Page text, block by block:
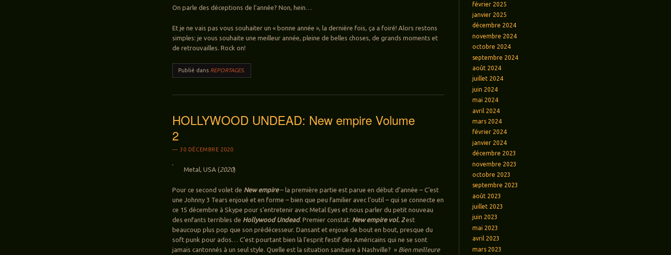
On parle des déceptions de l’année? Non, hein…
Et je ne vais pas vous souhaiter un « bonne année », la dernière fois, ça a foiré! Alors restons
simples: je vous souhaite une meilleur année, pleine de belles choses, de grands moments et
de retrouvailles. Rock on!
Publié dans REPORTAGES.
HOLLYWOOD UNDEAD: New empire Volume
2
30 DÉCEMBRE 2020
Metal, USA (2020)
Pour ce second volet de New empire– la première partie est parue en début d’année – C’est
une Johnny 3 Tears enjoué et en forme – bien que peu familier avec l’outil – qui se connecte en
ce 15 décembre à Skype pour s’entretenir avec Metal Eyes et nous parler du petit nouveau
des enfants terribles de Hollywood Undead. Premier constat: New empire vol. 2 est
beaucoup plus pop que son prédécesseur. Dansant et enjoué de bout en bout, presque du
soft punk pour ados… C’est pourtant bien là l’esprit festif des Américains qui ne se sont
jamais cantonnés à un seul style. Quelle est la situation sanitaire à Nashville? » Bien meilleure
février 2025
janvier 2025
décembre 2024
novembre 2024
octobre 2024
septembre 2024
août 2024
juillet 2024
juin 2024
mai 2024
avril 2024
mars 2024
février 2024
janvier 2024
décembre 2023
novembre 2023
octobre 2023
septembre 2023
août 2023
juillet 2023
juin 2023
mai 2023
avril 2023
mars 2023